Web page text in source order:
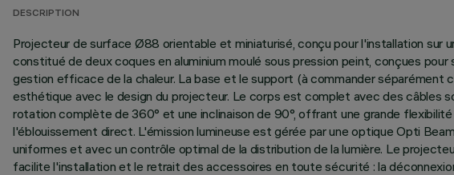
DESCRIPTION
Projecteur de surface Ø88 orientable et miniaturisé, conçu pour l'installation
constitué de deux coques en aluminium moulé sous pression peint, conçues
gestion efficace de la chaleur. La base et le support (à commander
esthétique avec le design du projecteur. Le corps est complet avec des câbles
rotation complète de 360° et une inclinaison de 90°, offrant une grande
l'éblouissement direct. L'émission lumineuse est gérée par une optique Opti
uniformes et avec un contrôle optimal de la distribution de la lumière. Le
facilite l'installation et le retrait des accessoires en toute sécurité : la